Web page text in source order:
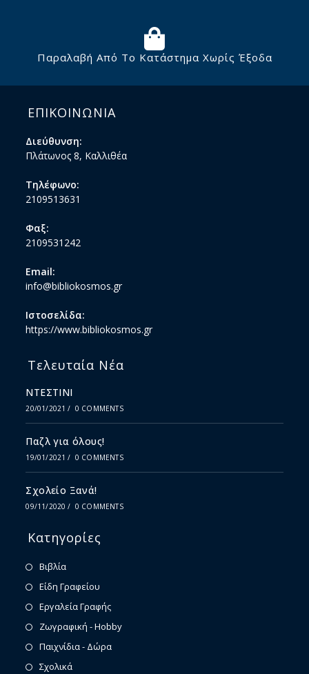
Παραλαβή Από Το Κατάστημα Χωρίς Έξοδα
ΕΠΙΚΟΙΝΩΝΙΑ
Διεύθυνση:
Πλάτωνος 8, Καλλιθέα
Τηλέφωνο:
2109513631
Φαξ:
2109531242
Email:
info@bibliokosmos.gr
Ιστοσελίδα:
https://www.bibliokosmos.gr
Τελευταία Νέα
ΝΤΕΣΤΙΝΙ
20/01/2021 / 0 COMMENTS
Παζλ για όλους!
19/01/2021 / 0 COMMENTS
Σχολείο Ξανά!
09/11/2020 / 0 COMMENTS
Κατηγορίες
Βιβλία
Είδη Γραφείου
Εργαλεία Γραφής
Ζωγραφική - Hobby
Παιχνίδια - Δώρα
Σχολικά